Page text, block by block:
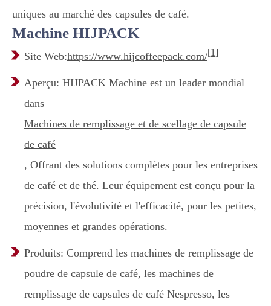
uniques au marché des capsules de café.
Machine HIJPACK
Site Web:https://www.hijcoffeepack.com/[1]
Aperçu: HIJPACK Machine est un leader mondial
dans
Machines de remplissage et de scellage de capsule
de café
, Offrant des solutions complètes pour les entreprises
de café et de thé. Leur équipement est conçu pour la
précision, l'évolutivité et l'efficacité, pour les petites,
moyennes et grandes opérations.
Produits: Comprend les machines de remplissage de
poudre de capsule de café, les machines de
remplissage de capsules de café Nespresso, les